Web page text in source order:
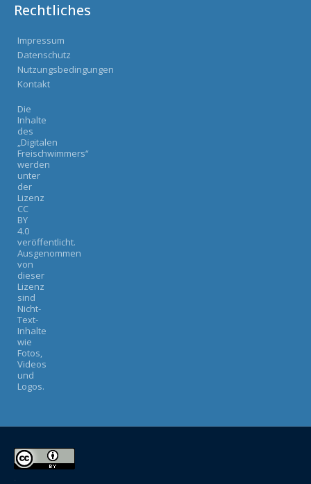
Rechtliches
Impressum
Datenschutz
Nutzungsbedingungen
Kontakt
Die
Inhalte
des
„Digitalen
Freischwimmers“
werden
unter
der
Lizenz
CC
BY
4.0
veröffentlicht.
Ausgenommen
von
dieser
Lizenz
sind
Nicht-
Text-
Inhalte
wie
Fotos,
Videos
und
Logos.
.